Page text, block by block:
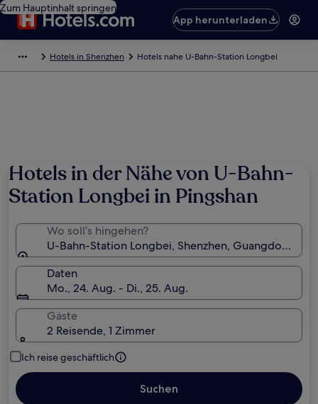
Zum Hauptinhalt springen
App herunterladen
Hotels in Shenzhen Hotels nahe U-Bahn-Station Longbei
Hotels in der Nähe von U-Bahn-
Station Longbei in Pingshan
Wo soll’s hingehen?
U-Bahn-Station Longbei, Shenzhen, Guangdong,
Daten
Mo., 24. Aug. - Di., 25. Aug.
Gäste
2 Reisende, 1 Zimmer
Ich reise geschäftlich
Suchen